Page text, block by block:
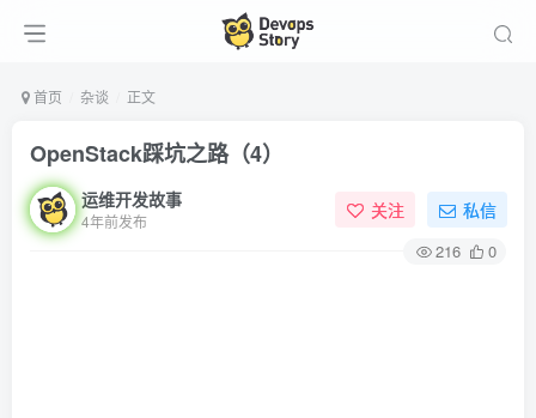
首页 杂谈 正文
OpenStack踩坑之路（4）
运维开发故事
4年前发布 关注 私信
216 0